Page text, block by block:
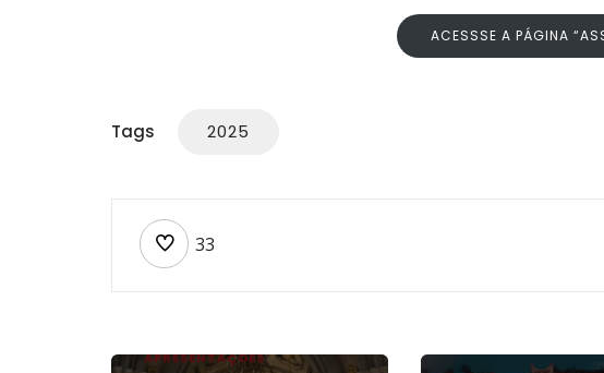
ACESSSE A PÁGINA
Tags 2025
33
APRESENTAÇÕES